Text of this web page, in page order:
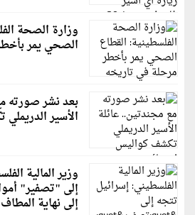
وزارة الصحة
الصحي يمر
بعد نشر صورته
الأسير
وزير المالية
إلى "تصفير"
إلى نهاية المطاف